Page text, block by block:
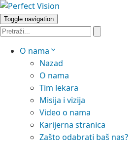
Toggle navigation
O nama
Nazad
O nama
Tim lekara
Misija i vizija
Video o nama
Karijerna stranica
Zašto odabrati baš nas?